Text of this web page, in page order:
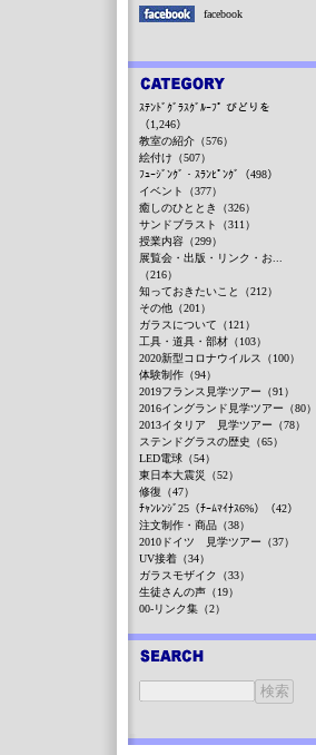
facebook
ｽﾃﾝﾄﾞｸﾞﾗｽｸﾞﾙｰﾌﾟ びどりを
（1,246）
教室の紹介（576）
絵付け（507）
ﾌｭｰｼﾞﾝｸﾞ・ｽﾗﾝﾋﾟﾝｸﾞ（498）
イベント（377）
癒しのひととき（326）
サンドブラスト（311）
授業内容（299）
展覧会・出版・リンク・お...
（216）
知っておきたいこと（212）
その他（201）
ガラスについて（121）
工具・道具・部材（103）
2020新型コロナウイルス（100）
体験制作（94）
2019フランス見学ツアー（91）
2016イングランド見学ツアー（80）
2013イタリア 見学ツアー（78）
ステンドグラスの歴史（65）
LED電球（54）
東日本大震災（52）
修復（47）
ﾁｬﾝﾚﾝｼﾞ25（ﾁｰﾑﾏｲﾅｽ6%）（42）
注文制作・商品（38）
2010ドイツ 見学ツアー（37）
UV接着（34）
ガラスモザイク（33）
生徒さんの声（19）
00-リンク集（2）